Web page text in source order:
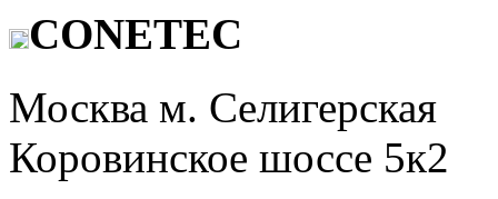
CONETEC
Москва м. Селигерская
Коровинское шоссе 5к2